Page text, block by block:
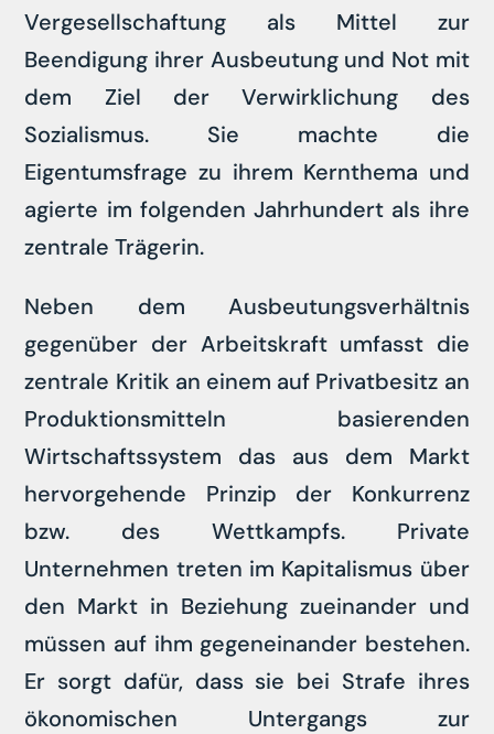
Vergesellschaftung als Mittel zur
Beendigung ihrer Ausbeutung und Not mit
dem Ziel der Verwirklichung des
Sozialismus. Sie machte die
Eigentumsfrage zu ihrem Kernthema und
agierte im folgenden Jahrhundert als ihre
zentrale Trägerin.
Neben dem Ausbeutungsverhältnis
gegenüber der Arbeitskraft umfasst die
zentrale Kritik an einem auf Privatbesitz an
Produktionsmitteln basierenden
Wirtschaftssystem das aus dem Markt
hervorgehende Prinzip der Konkurrenz
bzw. des Wettkampfs. Private
Unternehmen treten im Kapitalismus über
den Markt in Beziehung zueinander und
müssen auf ihm gegeneinander bestehen.
Er sorgt dafür, dass sie bei Strafe ihres
ökonomischen Untergangs zur